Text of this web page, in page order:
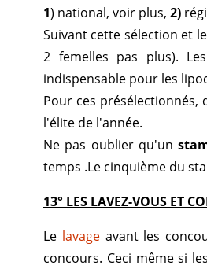
1) national, voir plus, 2)
Suivant cette sélection et
2 femelles pas plus).
indispensable pour les
Pour ces
l'élite de l'année.
Ne pas oublier qu'un
temps .Le cinquième du
13° LES LAVEZ-VOUS ET
Le lavageavant les
concours. Ceci même si